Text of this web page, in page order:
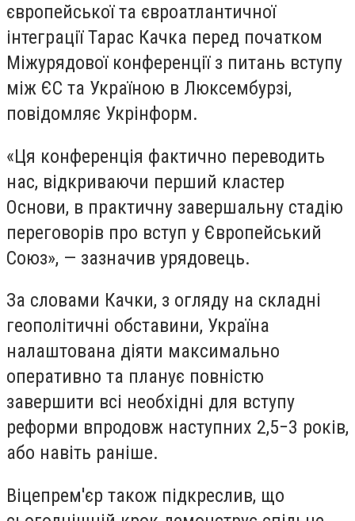
європейської та євроатлантичної
інтеграції Тарас Качка перед початком
Міжурядової конференції з питань вступу
між ЄС та Україною в Люксембурзі,
повідомляє Укрінформ.
«Ця конференція фактично переводить
нас, відкриваючи перший кластер
Основи, в практичну завершальну стадію
переговорів про вступ у Європейський
Союз», — зазначив урядовець.
За словами Качки, з огляду на складні
геополітичні обставини, Україна
налаштована діяти максимально
оперативно та планує повністю
завершити всі необхідні для вступу
реформи впродовж наступних 2,5−3 років,
або навіть раніше.
Віцепрем'єр також підкреслив, що